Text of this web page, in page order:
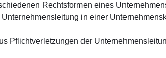
Rechtsformen eines
in einer
Pflichtverletzungen der